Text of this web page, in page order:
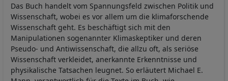
Das Buch handelt vom Spannungsfeld zwischen Politik und
Wissenschaft, wobei es vor allem um die klimaforschende
Wissenschaft geht. Es beschäftigt sich mit den
Manipulationen sogenannter Klimaskeptiker und deren
Pseudo- und Antiwissenschaft, die allzu oft, als seriöse
Wissenschaft verkleidet, anerkannte Erkenntnisse und
physikalische Tatsachen leugnet. So erläutert Michael E.